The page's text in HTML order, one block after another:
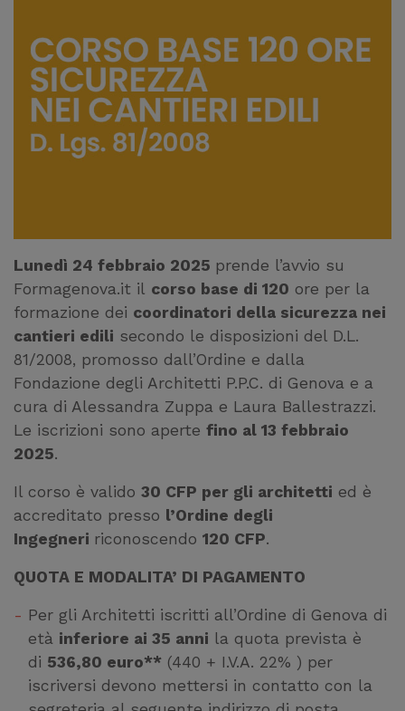
Lunedì 24 febbraio 2025 prende l’avvio su
Formagenova.it il corso base di 120 ore per la
formazione dei coordinatori della sicurezza nei
cantieri edili secondo le disposizioni del D.L.
81/2008, promosso dall’Ordine e dalla
Fondazione degli Architetti P.P.C. di Genova e a
cura di Alessandra Zuppa e Laura Ballestrazzi.
Le iscrizioni sono aperte fino al 13 febbraio
2025.
Il corso è valido 30 CFP per gli architetti ed è
accreditato presso l’Ordine degli
Ingegneri riconoscendo 120 CFP.
QUOTA E MODALITA’ DI PAGAMENTO
Per gli Architetti iscritti all’Ordine di Genova di
età inferiore ai 35 anni la quota prevista è
di 536,80 euro** (440 + I.V.A. 22% ) per
iscriversi devono mettersi in contatto con la